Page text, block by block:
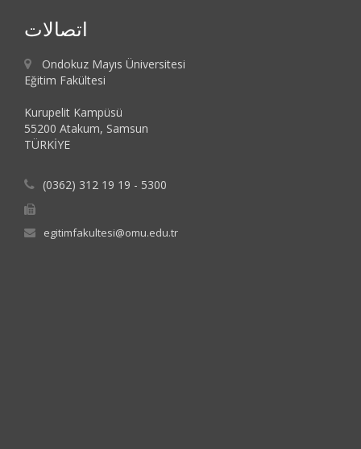
اتصالات
Ondokuz Mayıs Üniversitesi
Eğitim Fakültesi
Kurupelit Kampüsü
55200 Atakum, Samsun
TÜRKİYE
(0362) 312 19 19 - 5300
egitimfakultesi@omu.edu.tr